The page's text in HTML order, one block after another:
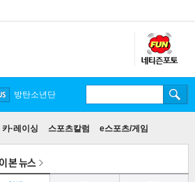
카·레이싱 스포츠칼럼 e스포츠/게임
방탄소년단